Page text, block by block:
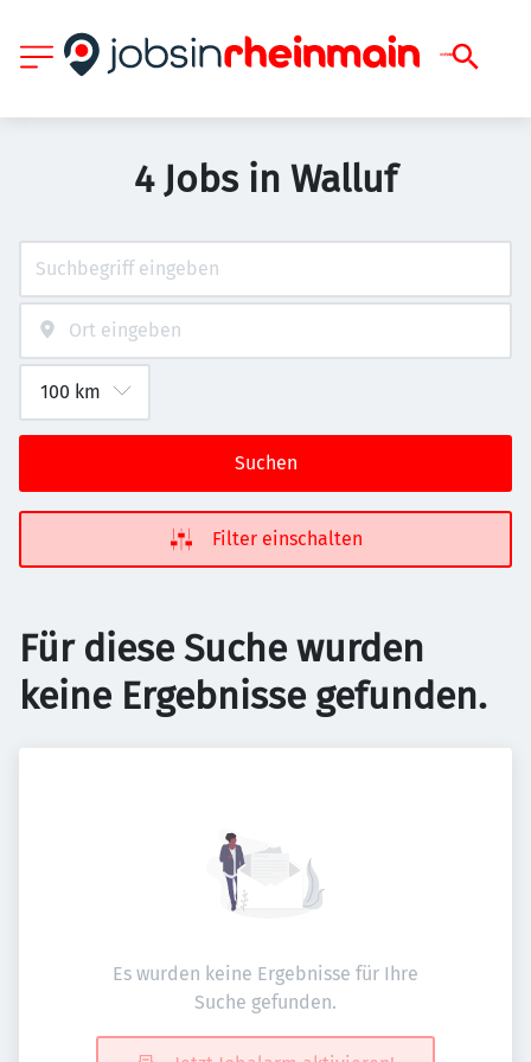
4 Jobs in Walluf
Suchen
Filter einschalten
Für diese Suche wurden
keine Ergebnisse gefunden.
Es wurden keine Ergebnisse für Ihre
Suche gefunden.